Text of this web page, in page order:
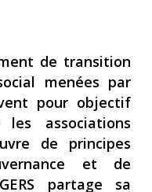
de transition
menées par
pour objectif
les associations
de principes
et de
partage sa